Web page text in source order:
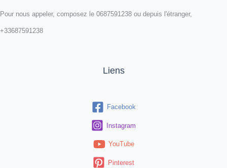
Pour nous appeler, composez le 0687591238 ou depuis l'étranger,
+33687591238
Liens
Facebook
Instagram
YouTube
Pinterest